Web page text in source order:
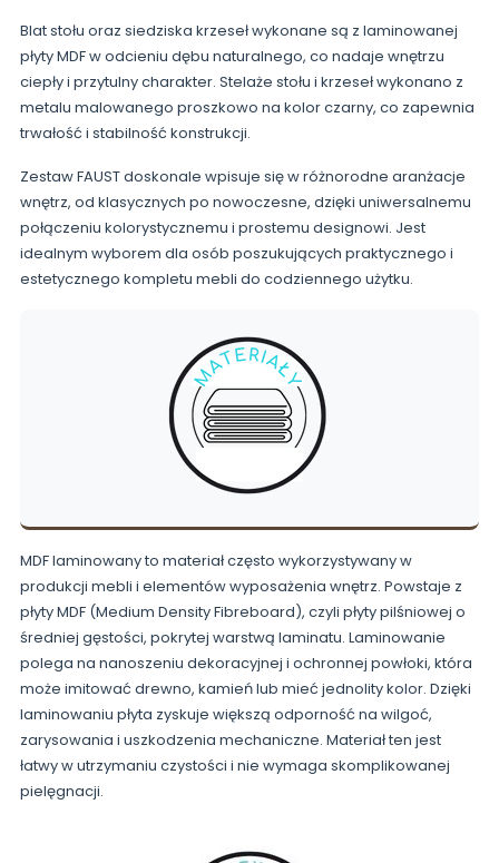
Blat stołu oraz siedziska krzeseł wykonane są z laminowanej
płyty MDF w odcieniu dębu naturalnego, co nadaje wnętrzu
ciepły i przytulny charakter. Stelaże stołu i krzeseł wykonano z
metalu malowanego proszkowo na kolor czarny, co zapewnia
trwałość i stabilność konstrukcji.
Zestaw FAUST doskonale wpisuje się w różnorodne aranżacje
wnętrz, od klasycznych po nowoczesne, dzięki uniwersalnemu
połączeniu kolorystycznemu i prostemu designowi. Jest
idealnym wyborem dla osób poszukujących praktycznego i
estetycznego kompletu mebli do codziennego użytku.
MDF laminowany to materiał często wykorzystywany w
produkcji mebli i elementów wyposażenia wnętrz. Powstaje z
płyty MDF (Medium Density Fibreboard), czyli płyty pilśniowej o
średniej gęstości, pokrytej warstwą laminatu. Laminowanie
polega na nanoszeniu dekoracyjnej i ochronnej powłoki, która
może imitować drewno, kamień lub mieć jednolity kolor. Dzięki
laminowaniu płyta zyskuje większą odporność na wilgoć,
zarysowania i uszkodzenia mechaniczne. Materiał ten jest
łatwy w utrzymaniu czystości i nie wymaga skomplikowanej
pielęgnacji.